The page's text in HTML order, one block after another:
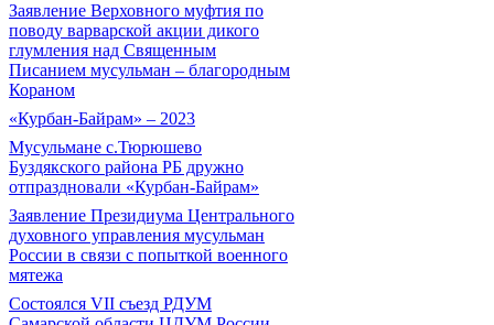
Заявление Верховного муфтия по
поводу варварской акции дикого
глумления над Священным
Писанием мусульман – благородным
Кораном
«Курбан-Байрам» – 2023
Мусульмане с.Тюрюшево
Буздякского района РБ дружно
отпраздновали «Курбан-Байрам»
Заявление Президиума Центрального
духовного управления мусульман
России в связи с попыткой военного
мятежа
Состоялся VII съезд РДУМ